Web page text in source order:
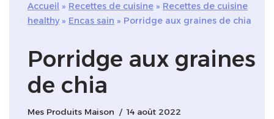
Accueil » Recettes de cuisine » Recettes de cuisine
healthy» Encas sain » Porridge aux graines de chia
Porridge aux graines
de chia
Mes Produits Maison 14 août 2022